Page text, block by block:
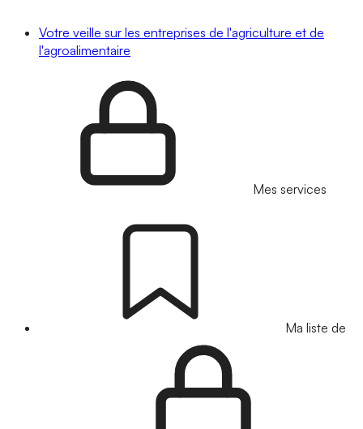
Votre veille sur les entreprises de l'agriculture et de
l'agroalimentaire
Mes services
Ma liste de